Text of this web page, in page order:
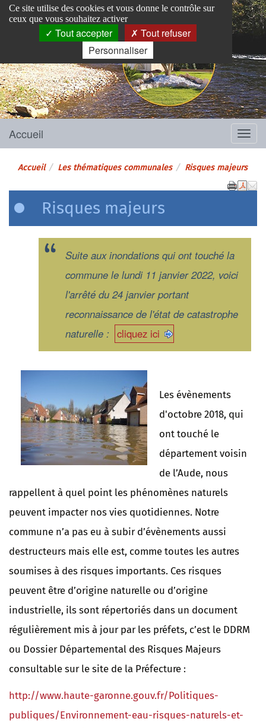
Pins-Justaret
Site officiel de la mairie
Menu
Accueil
Accueil Les thématiques communales Risques majeurs
Risques majeurs
Suite aux inondations qui ont touché la
commune le lundi 11 janvier 2022, voici
l'arrêté du 24 janvier portant
reconnaissance de l'état de catastrophe
naturelle : cliquez ici
Les évènements
d'octobre 2018, qui
ont touché le
département voisin
de l’Aude, nous
rappellent à quel point les phénomènes naturels
peuvent impacter nos vies quotidiennes. Notre
commune n’a pas eu à subir d’évènements aussi
destructeurs mais elle est, comme toutes les autres
soumises à des risques importants. Ces risques
peuvent être d’origine naturelle ou d’origine
industrielle, ils sont répertoriés dans un document
régulièrement mis à jour par les préfets, c’est le DDRM
ou Dossier Départemental des Risques Majeurs
consultable sur le site de la Préfecture :
http://www.haute-garonne.gouv.fr/Politiques-
publiques/Environnement-eau-risques-naturels-et-
Panneau de gestion des cookies
Ce site utilise des cookies et vous donne le contrôle sur
ceux que vous souhaitez activer
Tout accepter
Tout refuser
Personnaliser